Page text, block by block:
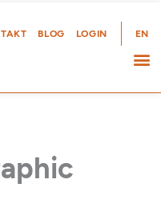
BLOG LOGIN EN